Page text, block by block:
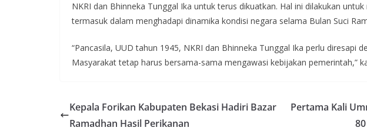
NKRI dan Bhinneka Tunggal Ika untuk terus dikuatkan. Hal ini dilakukan
termasuk dalam menghadapi dinamika kondisi negara selama Bulan Suci
“Pancasila, UUD tahun 1945, NKRI dan Bhinneka Tunggal Ika perlu diresapi
Masyarakat tetap harus bersama-sama mengawasi kebijakan pemerintah,”
Kepala Forikan Kabupaten Bekasi Hadiri Bazar
Ramadhan Hasil Perikanan
Pertama Kali